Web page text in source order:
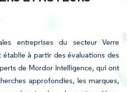
entreprises du secteur Verre
à partir des évaluations des
de Mordor Intelligence, qui ont
approfondies, les marques,